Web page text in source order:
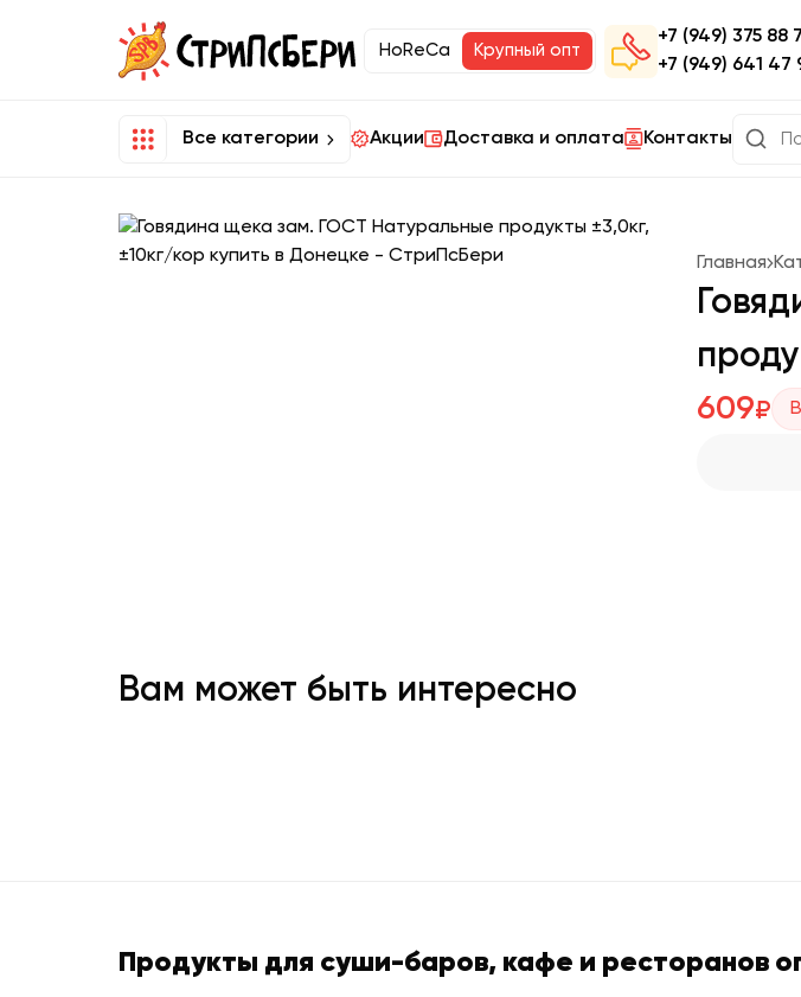
HoReCa Крупный опт
+7 (949) 375 88
+7 (949) 641 47
Все категории Акции Доставка и оплата Контакты
Главная
609₽
Вам может быть интересно
Продукты для суши-баров, кафе и ресторанов